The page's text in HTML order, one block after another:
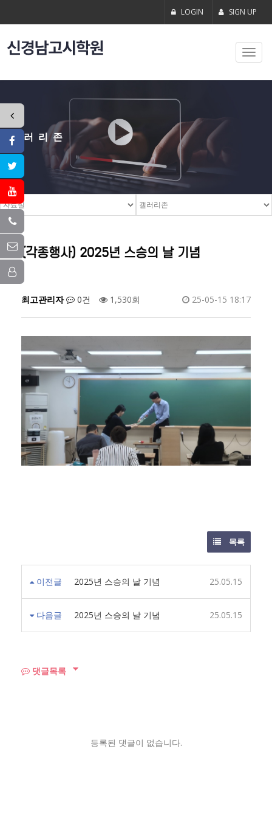
LOGIN SIGN UP
갤러리존
(각종행사) 2025년 스승의 날 기념
최고관리자 0건 1,530회 25-05-15 18:17
목록
이전글 2025년 스승의 날 기념 25.05.15
다음글 2025년 스승의 날 기념 25.05.15
댓글목록
등록된 댓글이 없습니다.